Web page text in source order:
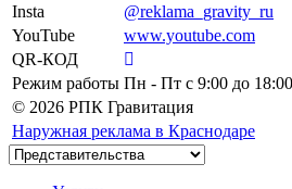
Insta
@reklama_gravity_ru
YouTube
www.youtube.com
QR-КОД
Режим работы Пн - Пт c 9:00 до 18:00
© 2026 РПК Гравитация
Наружная реклама в Краснодаре